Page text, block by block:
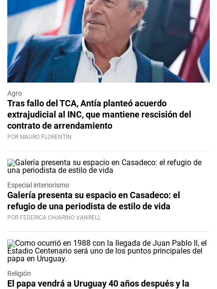
Agro
Tras fallo del TCA, Antía planteó acuerdo
extrajudicial al INC, que mantiene rescisión del
contrato de arrendamiento
POR MAURO FLORENTÍN
Especial interiorismo
Galería presenta su espacio en Casadeco: el
refugio de una periodista de estilo de vida
POR FEDERICA CHIARINO VANRELL
Religión
El papa vendrá a Uruguay 40 años después y la